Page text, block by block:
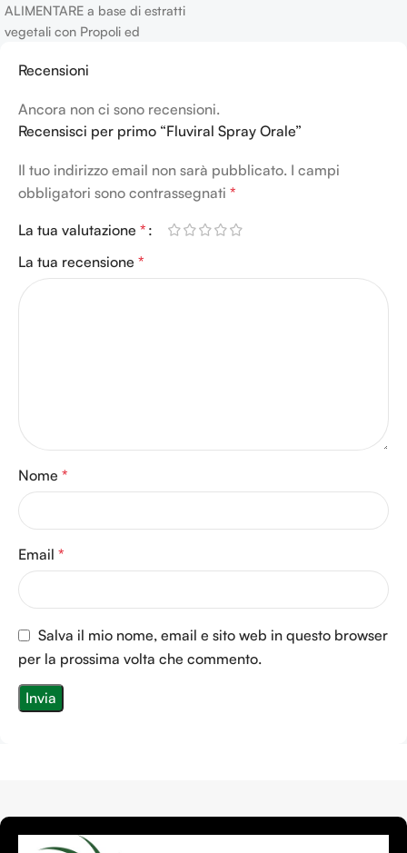
ALIMENTARE a base di estratti
vegetali con Propoli ed
delle prime vie respiratorie e le
Recensioni
Ancora non ci sono recensioni.
Recensisci per primo “Fluviral Spray Orale”
Il tuo indirizzo email non sarà pubblicato. I campi
obbligatori sono contrassegnati *
La tua valutazione *
La tua recensione *
Nome *
Email *
Salva il mio nome, email e sito web in questo browser
per la prossima volta che commento.